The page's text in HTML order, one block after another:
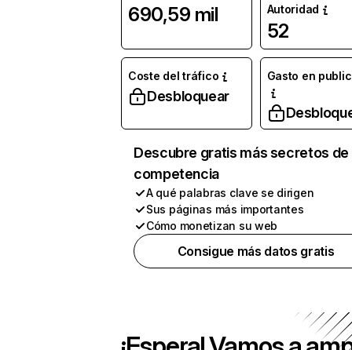
690,59 mil
Autoridad
52
Coste del tráfico
Desbloquear
Gasto en
Descubre gratis más secretos de
competencia
A qué palabras clave se dirigen
Sus páginas más importantes
Cómo monetizan su web
Consigue más datos gratis